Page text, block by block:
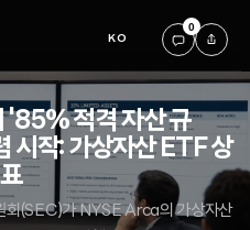
KO
0
적격 자산 규
시작: 가상자산 ETF 상
회(SEC)가 NYSE Arca의 가상자산